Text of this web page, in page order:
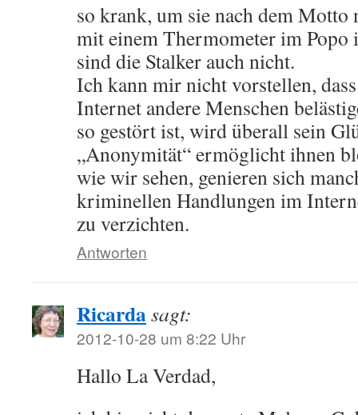
so krank, um sie nach dem Motto
mit einem Thermometer im Popo
sind die Stalker auch nicht.
Ich kann mir nicht vorstellen,
Internet andere Menschen
so gestört ist, wird überall sein
„Anonymität“ ermöglicht ihnen
wie wir sehen, genieren sich
kriminellen Handlungen im
zu verzichten.
Antworten
Ricardasagt:
2012-10-28 um 8:22 Uhr
Hallo La Verdad,